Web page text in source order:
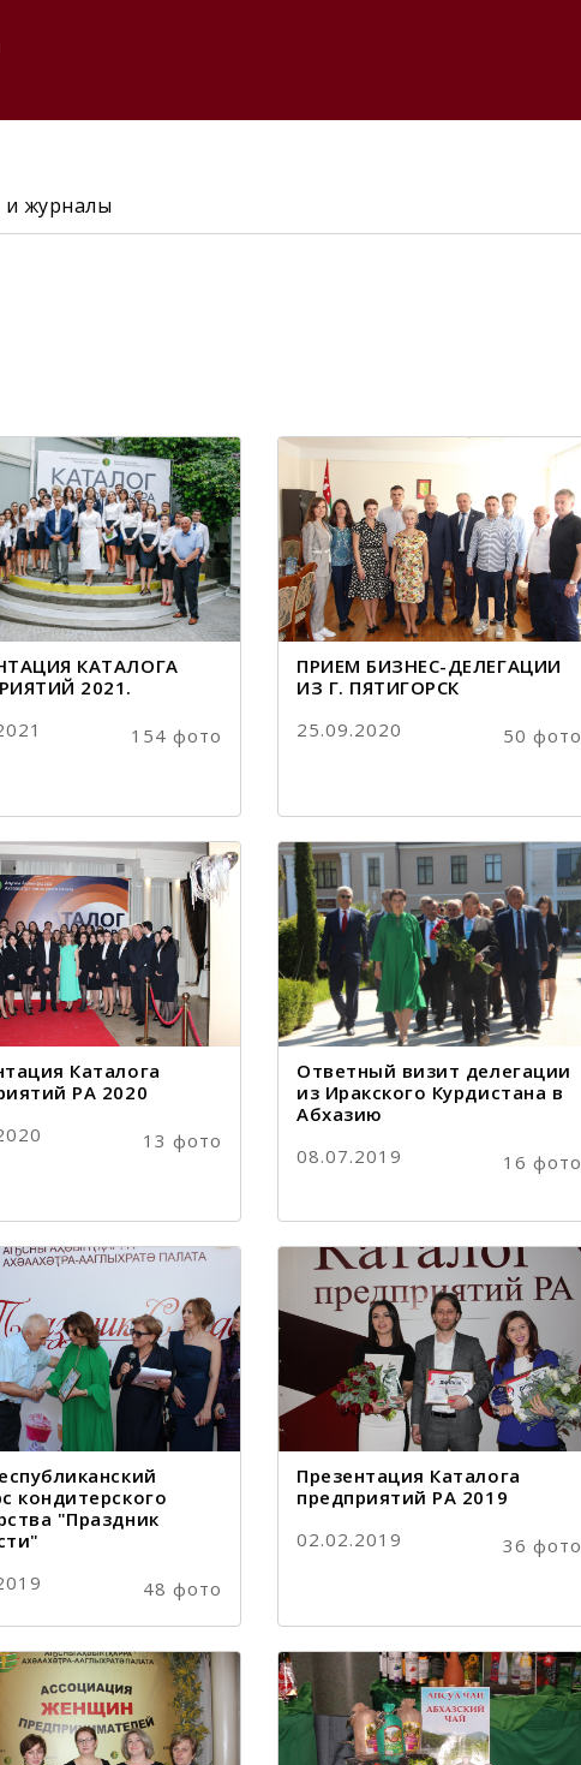
журналы
КАТАЛОГА
2021.
154 фото
ПРИЕМ БИЗНЕС-ДЕЛЕГАЦИИ
ИЗ Г. ПЯТИГОРСК
25.09.2020
50 фото
Каталога
РА 2020
13 фото
Ответный визит делегации
из Иракского Курдистана в
Абхазию
08.07.2019
16 фото
кондитерского
"Праздник
48 фото
Презентация Каталога
предприятий РА 2019
02.02.2019
36 фото